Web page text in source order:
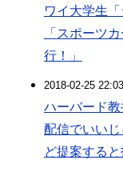
ワイ大学生
「スポーツ
行！」
2018-02-25
ハーバード
配信でいい
ど提案すると